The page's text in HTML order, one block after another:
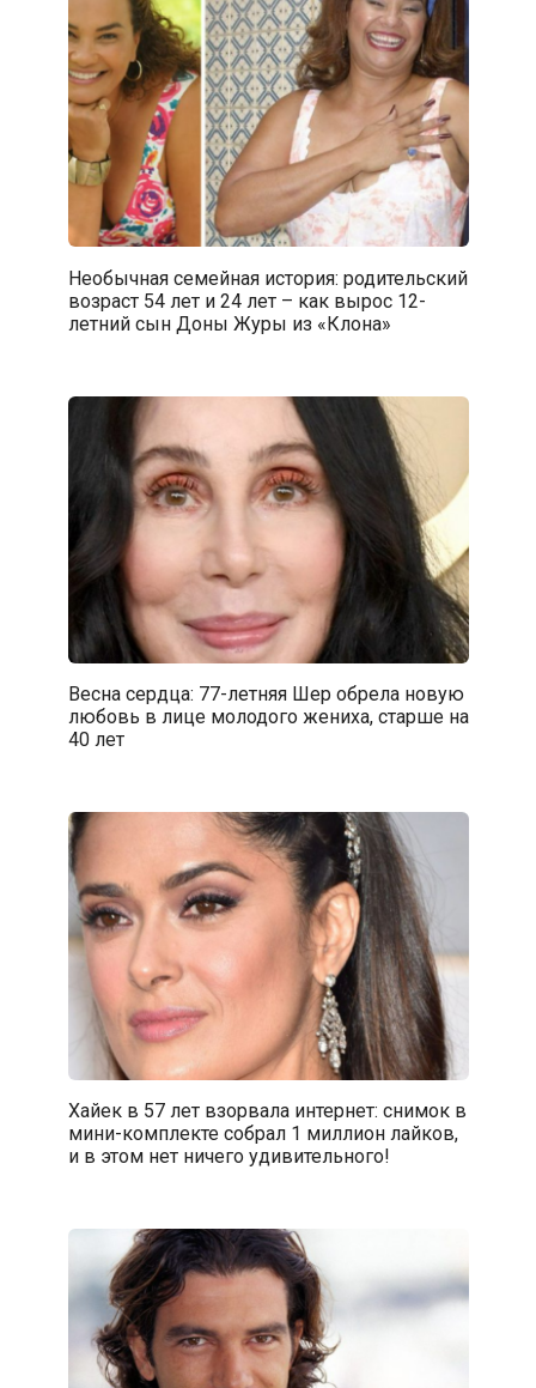
Необычная семейная история: родительский
возраст 54 лет и 24 лет – как вырос 12-
летний сын Доны Журы из «Клона»
Весна сердца: 77-летняя Шер обрела новую
любовь в лице молодого жениха, старше на
40 лет
Хайек в 57 лет взорвала интернет: снимок в
мини-комплекте собрал 1 миллион лайков,
и в этом нет ничего удивительного!